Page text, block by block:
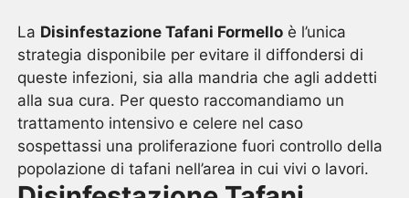
La Disinfestazione Tafani Formello è l’unica
strategia disponibile per evitare il diffondersi di
queste infezioni, sia alla mandria che agli addetti
alla sua cura. Per questo raccomandiamo un
trattamento intensivo e celere nel caso
sospettassi una proliferazione fuori controllo della
popolazione di tafani nell’area in cui vivi o lavori.